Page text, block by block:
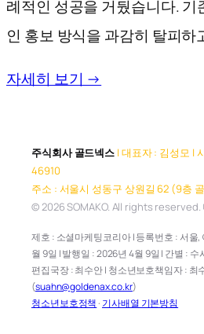
례적인 성공을 거뒀습니다. 기
인 홍보 방식을 과감히 탈피하
자세히 보기 →
주식회사 골드넥스 | 대표자 : 김성모 |
46910
주소 : 서울시 성동구 상원길 62 (9층
© 2026 SOMAKO. All rights reserved.
제호 : 소셜마케팅코리아 | 등록번호 : 서울
월 9일 | 발행일 : 2026년 4월 9일 | 간별 : 수
편집국장 : 최수안 | 청소년보호책임자 : 최
(suahn@goldenax.co.kr)
청소년보호정책 · 기사배열 기본방침